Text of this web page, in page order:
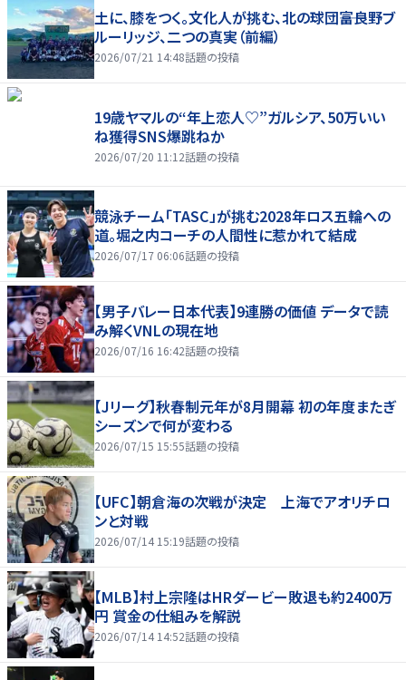
土に、膝をつく。文化人が挑む、北の球団――富良野ブ
ルーリッジ、二つの真実（前編）
2026/07/21 14:48話題の投稿
19歳ヤマルの“年上恋人♡”ガルシア、50万いい
ね獲得SNS爆跳ねか
2026/07/20 11:12話題の投稿
競泳チーム「TASC」が挑む2028年ロス五輪への
道。堀之内コーチの人間性に惹かれて結成
2026/07/17 06:06話題の投稿
【男子バレー日本代表】9連勝の価値 データで読
み解くVNLの現在地
2026/07/16 16:42話題の投稿
【Jリーグ】秋春制元年が8月開幕 初の年度またぎ
シーズンで何が変わる
2026/07/15 15:55話題の投稿
【UFC】朝倉海の次戦が決定 上海でアオリチロ
ンと対戦
2026/07/14 15:19話題の投稿
【MLB】村上宗隆はHRダービー敗退も約2400万
円 賞金の仕組みを解説
2026/07/14 14:52話題の投稿